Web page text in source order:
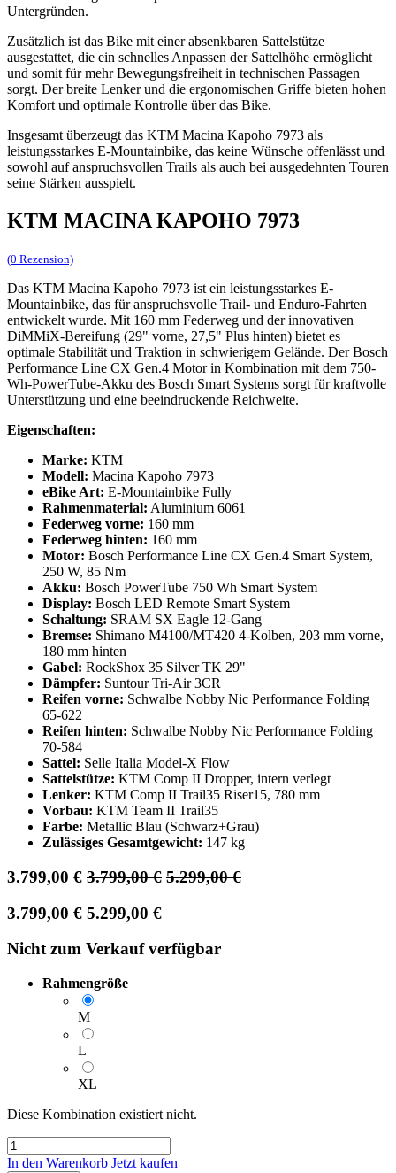
Untergründen.
Zusätzlich ist das Bike mit einer absenkbaren Sattelstütze
ausgestattet, die ein schnelles Anpassen der Sattelhöhe ermöglicht
und somit für mehr Bewegungsfreiheit in technischen Passagen
sorgt. Der breite Lenker und die ergonomischen Griffe bieten hohen
Komfort und optimale Kontrolle über das Bike.
Insgesamt überzeugt das KTM Macina Kapoho 7973 als
leistungsstarkes E-Mountainbike, das keine Wünsche offenlässt und
sowohl auf anspruchsvollen Trails als auch bei ausgedehnten Touren
seine Stärken ausspielt.
KTM MACINA KAPOHO 7973
(0 Rezension)
Das KTM Macina Kapoho 7973 ist ein leistungsstarkes E-
Mountainbike, das für anspruchsvolle Trail- und Enduro-Fahrten
entwickelt wurde. Mit 160 mm Federweg und der innovativen
DiMMiX-Bereifung (29" vorne, 27,5" Plus hinten) bietet es
optimale Stabilität und Traktion in schwierigem Gelände. Der Bosch
Performance Line CX Gen.4 Motor in Kombination mit dem 750-
Wh-PowerTube-Akku des Bosch Smart Systems sorgt für kraftvolle
Unterstützung und eine beeindruckende Reichweite.
Eigenschaften:
Marke: KTM
Modell: Macina Kapoho 7973
eBike Art: E-Mountainbike Fully
Rahmenmaterial: Aluminium 6061
Federweg vorne: 160 mm
Federweg hinten: 160 mm
Motor: Bosch Performance Line CX Gen.4 Smart System,
250 W, 85 Nm
Akku: Bosch PowerTube 750 Wh Smart System
Display: Bosch LED Remote Smart System
Schaltung: SRAM SX Eagle 12-Gang
Bremse: Shimano M4100/MT420 4-Kolben, 203 mm vorne,
180 mm hinten
Gabel: RockShox 35 Silver TK 29"
Dämpfer: Suntour Tri-Air 3CR
Reifen vorne: Schwalbe Nobby Nic Performance Folding
65-622
Reifen hinten: Schwalbe Nobby Nic Performance Folding
70-584
Sattel: Selle Italia Model-X Flow
Sattelstütze: KTM Comp II Dropper, intern verlegt
Lenker: KTM Comp II Trail35 Riser15, 780 mm
Vorbau: KTM Team II Trail35
Farbe: Metallic Blau (Schwarz+Grau)
Zulässiges Gesamtgewicht: 147 kg
3.799,00 € 3.799,00€ 5.299,00€
3.799,00 € 5.299,00€
Nicht zum Verkauf verfügbar
Rahmengröße
M
L
XL
Diese Kombination existiert nicht.
In den Warenkorb Jetzt kaufen